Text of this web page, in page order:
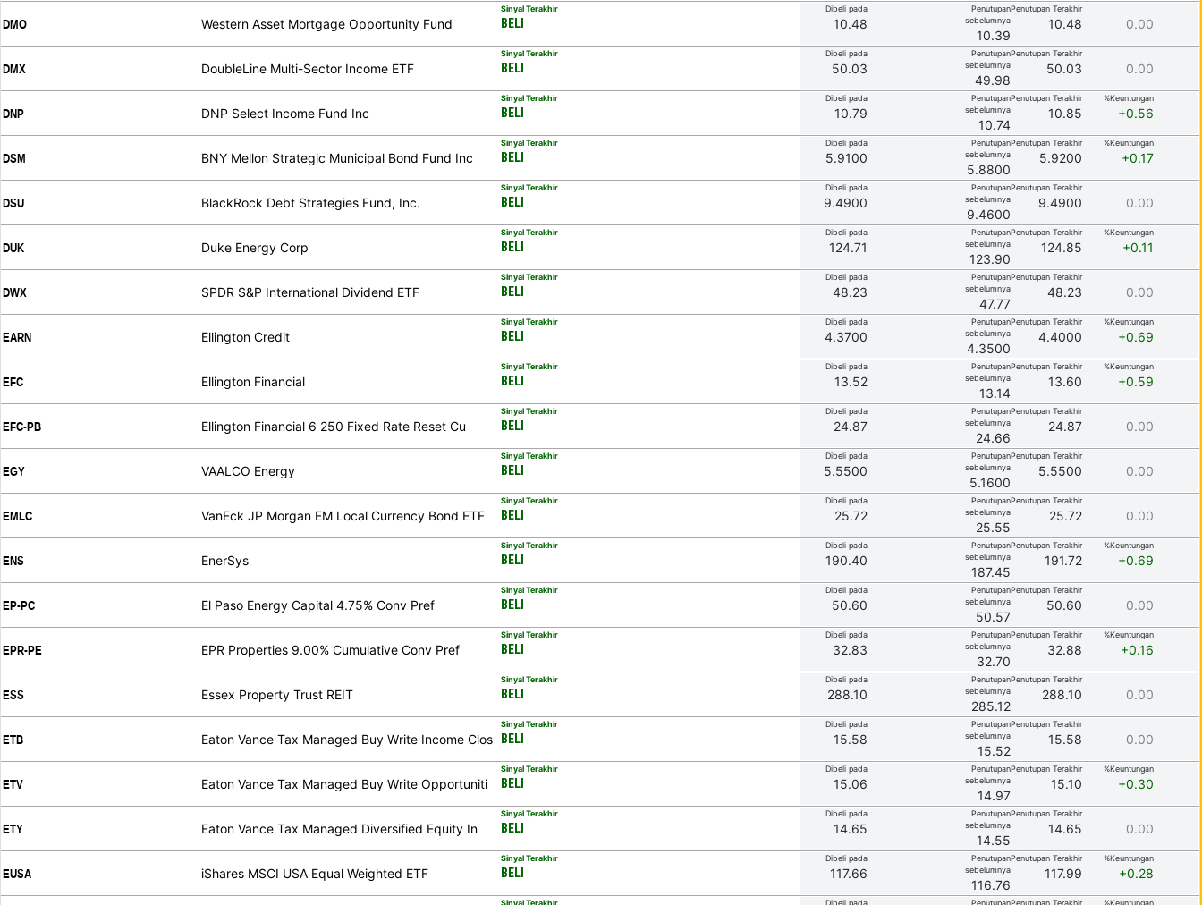
DMO Western Asset Mortgage Opportunity Fund
Sinyal Terakhir
BELI
Dibeli pada
10.48
Penutupan
sebelumnya
10.39
Penutupan Terakhir
10.48 0.00
DMX DoubleLine Multi-Sector Income ETF
Sinyal Terakhir
BELI
Dibeli pada
50.03
Penutupan
sebelumnya
49.98
Penutupan Terakhir
50.03 0.00
DNP DNP Select Income Fund Inc
Sinyal Terakhir
BELI
Dibeli pada
10.79
Penutupan
sebelumnya
10.74
Penutupan Terakhir
10.85
%Keuntungan
+0.56
DSM BNY Mellon Strategic Municipal Bond Fund Inc
Sinyal Terakhir
BELI
Dibeli pada
5.9100
Penutupan
sebelumnya
5.8800
Penutupan Terakhir
5.9200
%Keuntungan
+0.17
DSU BlackRock Debt Strategies Fund, Inc.
Sinyal Terakhir
BELI
Dibeli pada
9.4900
Penutupan
sebelumnya
9.4600
Penutupan Terakhir
9.4900 0.00
DUK Duke Energy Corp
Sinyal Terakhir
BELI
Dibeli pada
124.71
Penutupan
sebelumnya
123.90
Penutupan Terakhir
124.85
%Keuntungan
+0.11
DWX SPDR S&P International Dividend ETF
Sinyal Terakhir
BELI
Dibeli pada
48.23
Penutupan
sebelumnya
47.77
Penutupan Terakhir
48.23 0.00
EARN Ellington Credit
Sinyal Terakhir
BELI
Dibeli pada
4.3700
Penutupan
sebelumnya
4.3500
Penutupan Terakhir
4.4000
%Keuntungan
+0.69
EFC Ellington Financial
Sinyal Terakhir
BELI
Dibeli pada
13.52
Penutupan
sebelumnya
13.14
Penutupan Terakhir
13.60
%Keuntungan
+0.59
EFC-PB Ellington Financial 6 250 Fixed Rate Reset Cu
Sinyal Terakhir
BELI
Dibeli pada
24.87
Penutupan
sebelumnya
24.66
Penutupan Terakhir
24.87 0.00
EGY VAALCO Energy
Sinyal Terakhir
BELI
Dibeli pada
5.5500
Penutupan
sebelumnya
5.1600
Penutupan Terakhir
5.5500 0.00
EMLC VanEck JP Morgan EM Local Currency Bond ETF
Sinyal Terakhir
BELI
Dibeli pada
25.72
Penutupan
sebelumnya
25.55
Penutupan Terakhir
25.72 0.00
ENS EnerSys
Sinyal Terakhir
BELI
Dibeli pada
190.40
Penutupan
sebelumnya
187.45
Penutupan Terakhir
191.72
%Keuntungan
+0.69
EP-PC El Paso Energy Capital 4.75% Conv Pref
Sinyal Terakhir
BELI
Dibeli pada
50.60
Penutupan
sebelumnya
50.57
Penutupan Terakhir
50.60 0.00
EPR-PE EPR Properties 9.00% Cumulative Conv Pref
Sinyal Terakhir
BELI
Dibeli pada
32.83
Penutupan
sebelumnya
32.70
Penutupan Terakhir
32.88
%Keuntungan
+0.16
ESS Essex Property Trust REIT
Sinyal Terakhir
BELI
Dibeli pada
288.10
Penutupan
sebelumnya
285.12
Penutupan Terakhir
288.10 0.00
ETB Eaton Vance Tax Managed Buy Write Income Clos
Sinyal Terakhir
BELI
Dibeli pada
15.58
Penutupan
sebelumnya
15.52
Penutupan Terakhir
15.58 0.00
ETV Eaton Vance Tax Managed Buy Write Opportuniti
Sinyal Terakhir
BELI
Dibeli pada
15.06
Penutupan
sebelumnya
14.97
Penutupan Terakhir
15.10
%Keuntungan
+0.30
ETY Eaton Vance Tax Managed Diversified Equity In
Sinyal Terakhir
BELI
Dibeli pada
14.65
Penutupan
sebelumnya
14.55
Penutupan Terakhir
14.65 0.00
EUSA iShares MSCI USA Equal Weighted ETF
Sinyal Terakhir
BELI
Dibeli pada
117.66
Penutupan
sebelumnya
116.76
Penutupan Terakhir
117.99
%Keuntungan
+0.28
Sinyal Terakhir Dibeli pada PenutupanPenutupan Terakhir %Keuntungan